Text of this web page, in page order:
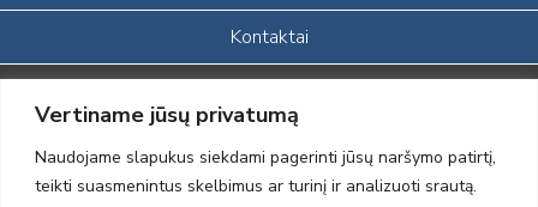
Vertiname jūsų privatumą
Naudojame slapukus siekdami pagerinti jūsų naršymo patirtį,
teikti suasmenintus skelbimus ar turinį ir analizuoti srautą.
Kontaktai
Portalas sukurtas įgyvendinant Lietuvos Respublikos, Europos
ekonominės erdvės ir Norvegijos finansinių mechanizmų iš dalies
finansuojamą paprojektį
„LOD visuomeninės /gamtosauginės veiklos sustiprinimas ir įvaizdžio
formavimas įtraukiant visuomenę į aplinkosauginių tyrimų veiklą“